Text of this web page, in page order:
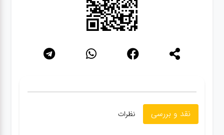
انواع
باتری هانقد و بررسی نظرات